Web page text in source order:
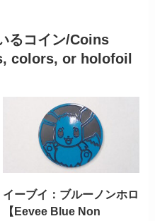
るコイン/Coins
colors, or holofoil
イーブイ：ブルーノンホロ
【Eevee Blue Non